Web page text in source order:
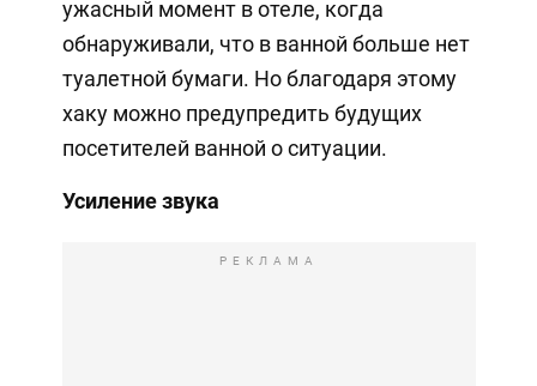
ужасный момент в отеле, когда
обнаруживали, что в ванной больше нет
туалетной бумаги. Но благодаря этому
хаку можно предупредить будущих
посетителей ванной о ситуации.
Усиление звука
РЕКЛАМА